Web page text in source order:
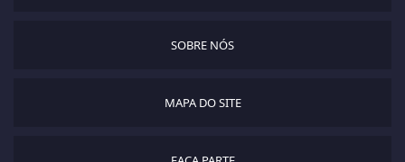
SOBRE NÓS
MAPA DO SITE